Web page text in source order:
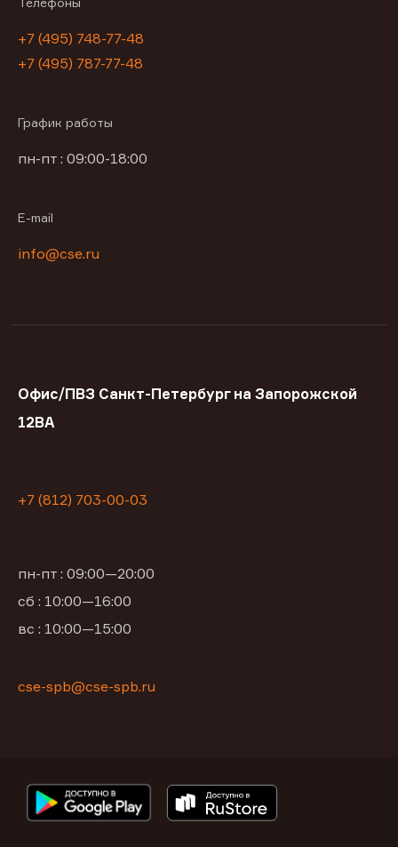
+7 (495) 748-77-48
+7 (495) 787-77-48
График работы
пн-пт : 09:00-18:00
E-mail
info@cse.ru
Офис/ПВЗ Санкт-Петербург на Запорожской
12ВА
+7 (812) 703-00-03
пн-пт : 09:00—20:00
сб : 10:00—16:00
вс : 10:00—15:00
cse-spb@cse-spb.ru